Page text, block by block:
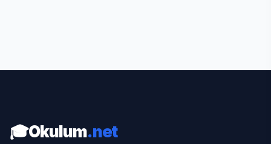
🎓Okulum.net